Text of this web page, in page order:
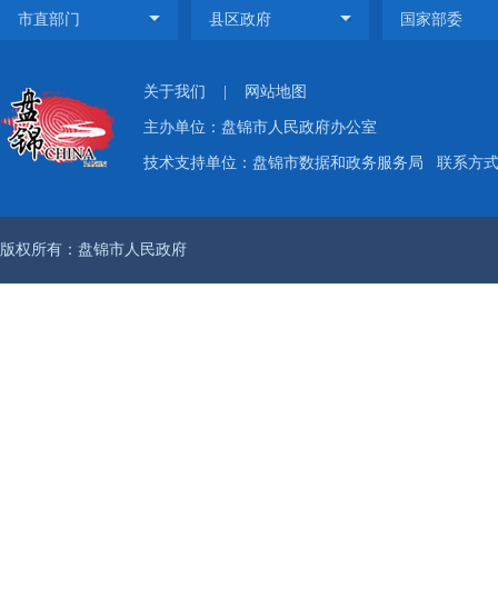
关于我们 网站地图
主办单位：盘锦市人民政府办公室
技术支持单位：盘锦市数据和政务服务局 联系方
版权所有：盘锦市人民政府